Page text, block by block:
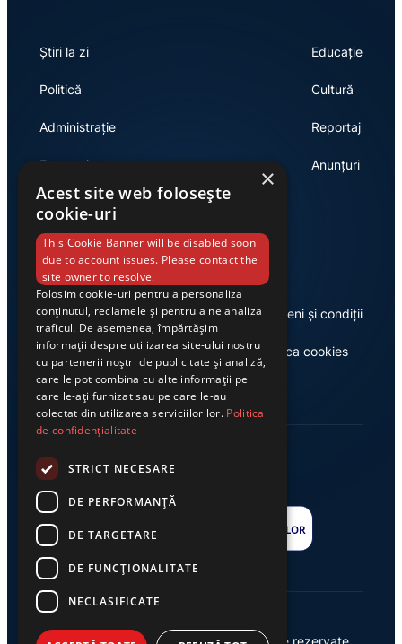
Știri la zi
Politică
Administrație
Economie
Educație
Cultură
Reportaj
Anunțuri
Link-uri utile
Despre noi
Casa de editură Exclusiv
Termeni și condiții
Politica cookies
×
Acest site web folosește
cookie-uri
This Cookie Banner will be disabled soon
due to account issues. Please contact the
site owner to resolve.
Folosim cookie-uri pentru a personaliza
conținutul, reclamele și pentru a ne analiza
traficul. De asemenea, împărtășim
informații despre utilizarea site-ului nostru
cu partenerii noștri de publicitate și analiză,
care le pot combina cu alte informații pe
care le-ați furnizat sau pe care le-au
colectat din utilizarea serviciilor lor. Politica
de confidențialitate
STRICT NECESARE
DE PERFORMANȚĂ
DE TARGETARE
DE FUNCŢIONALITATE
NECLASIFICATE